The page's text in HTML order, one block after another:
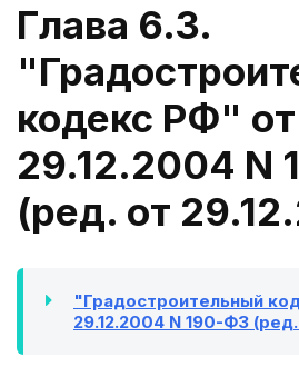
Глава 6.3.
кодекс РФ" от
29.12.2004 N
(ред. от
"Градостроительный
29.12.2004 N 190-ФЗ